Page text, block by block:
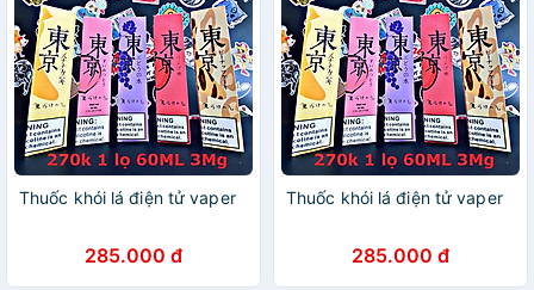
Thuốc khói lá điện tử vaper
285.000 đ
Thuốc khói lá điện tử vaper
285.000 đ